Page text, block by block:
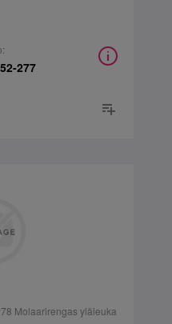
277
Molaarirengas yläleuka